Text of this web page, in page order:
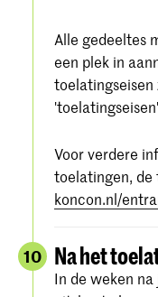
Alle gedeeltes
een plek in
Voor verdere
toelatingen, de
koncon.nl/
10 Na het
In de weken